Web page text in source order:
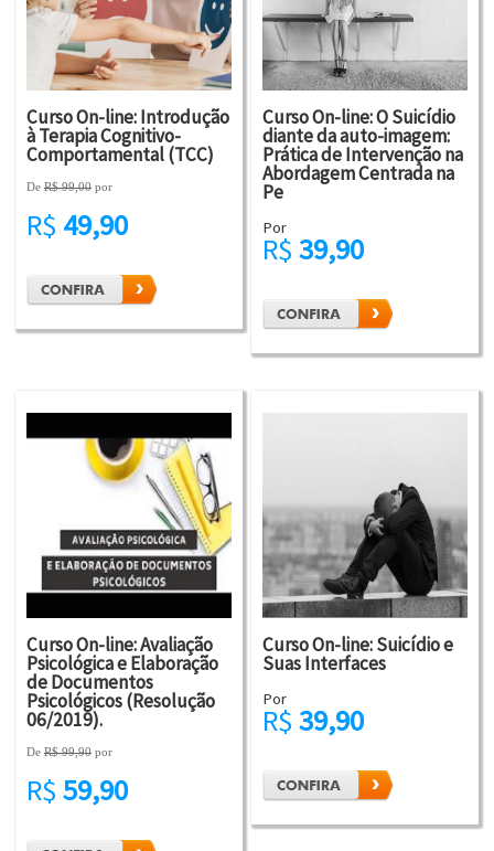
Curso On-line: Introdução
à Terapia Cognitivo-
Comportamental (TCC)
De R$ 99,00 por
R$ 49,90
Curso On-line: O Suicídio
diante da auto-imagem:
Prática de Intervenção na
Abordagem Centrada na
Pe
Por
R$ 39,90
Curso On-line: Avaliação
Psicológica e Elaboração
de Documentos
Psicológicos (Resolução
06/2019).
De R$ 99,90 por
R$ 59,90
Curso On-line: Suicídio e
Suas Interfaces
Por
R$ 39,90